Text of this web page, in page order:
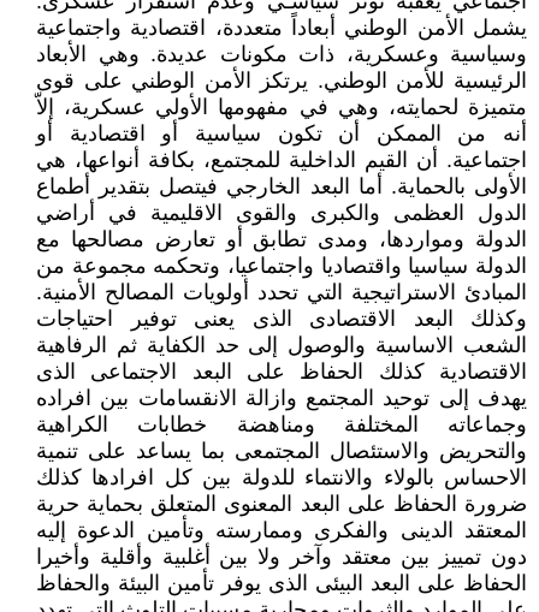
يشمل الأمن الوطني أبعاداً متعددة، اقتصادية واجتماعية
وسياسية وعسكرية، ذات مكونات عديدة. وهي الأبعاد
الرئيسية للأمن الوطني. يرتكز الأمن الوطني على قوى
متميزة لحمايته، وهي في مفهومها الأولي عسكرية، إلاّ
أنه من الممكن أن تكون سياسية أو اقتصادية أو
اجتماعية. أن القيم الداخلية للمجتمع، بكافة أنواعها، هي
الأولى بالحماية. أما البعد الخارجي فيتصل بتقدير أطماع
الدول العظمى والكبرى والقوى الاقليمية في أراضي
الدولة ومواردها، ومدى تطابق أو تعارض مصالحها مع
الدولة سياسيا واقتصاديا واجتماعيا، وتحكمه مجموعة من
المبادئ الاستراتيجية التي تحدد أولويات المصالح الأمنية.
وكذلك البعد الاقتصادى الذى يعنى توفير احتياجات
الشعب الاساسية والوصول إلى حد الكفاية ثم الرفاهية
الاقتصادية كذلك الحفاظ على البعد الاجتماعى الذى
يهدف إلى توحيد المجتمع وازالة الانقسامات بين افراده
وجماعاته المختلفة ومناهضة خطابات الكراهية
والتحريض والاستئصال المجتمعى بما يساعد على تنمية
الاحساس بالولاء والانتماء للدولة بين كل افرادها كذلك
ضرورة الحفاظ على البعد المعنوى المتعلق بحماية حرية
المعتقد الدينى والفكرى وممارسته وتأمين الدعوة إليه
دون تمييز بين معتقد وآخر ولا بين أغلبية وأقلية وأخيرا
الحفاظ على البعد البيئى الذى يوفر تأمين البيئة والحفاظ